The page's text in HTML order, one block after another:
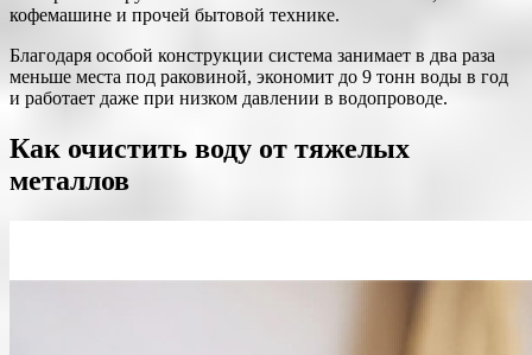
кофемашине и прочей бытовой технике.
Благодаря особой конструкции система занимает в два раза
меньше места под раковиной, экономит до 9 тонн воды в год
и работает даже при низком давлении в водопроводе.
Как очистить воду от тяжелых
металлов